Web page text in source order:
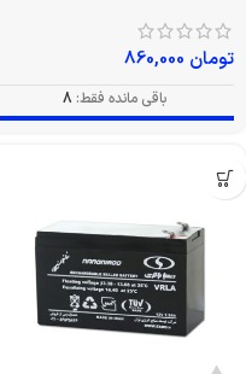
تومان
باقی مانده فقط: 8